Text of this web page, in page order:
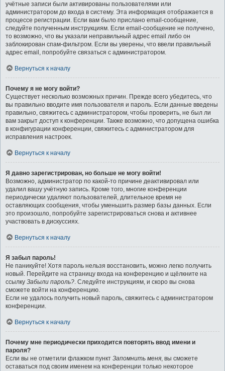
учётные записи были активированы пользователями или
администратором до входа в систему. Эта информация отображается в
процессе регистрации. Если вам было прислано email-сообщение,
следуйте полученным инструкциям. Если email-сообщение не получено,
то возможно, что вы указали неправильный адрес email либо он
заблокирован спам-фильтром. Если вы уверены, что ввели правильный
адрес email, попробуйте связаться с администратором.
Вернуться к началу
Почему я не могу войти?
Существует несколько возможных причин. Прежде всего убедитесь, что
вы правильно вводите имя пользователя и пароль. Если данные введены
правильно, свяжитесь с администратором, чтобы проверить, не был ли
вам закрыт доступ к конференции. Также возможно, что допущена ошибка
в конфигурации конференции, свяжитесь с администратором для
исправления настроек.
Вернуться к началу
Я давно зарегистрирован, но больше не могу войти!
Возможно, администратор по какой-то причине деактивировал или
удалил вашу учётную запись. Кроме того, многие конференции
периодически удаляют пользователей, длительное время не
оставляющих сообщения, чтобы уменьшить размер базы данных. Если
это произошло, попробуйте зарегистрироваться снова и активнее
участвовать в дискуссиях.
Вернуться к началу
Я забыл пароль!
Не паникуйте! Хотя пароль нельзя восстановить, можно легко получить
новый. Перейдите на страницу входа на конференцию и щёлкните на
ссылку Забыли пароль?. Следуйте инструкциям, и скоро вы снова
сможете войти на конференцию.
Если не удалось получить новый пароль, свяжитесь с администратором
конференции.
Вернуться к началу
Почему мне периодически приходится повторять ввод имени и
пароля?
Если вы не отметили флажком пункт Запомнить меня, вы сможете
оставаться под своим именем на конференции только некоторое